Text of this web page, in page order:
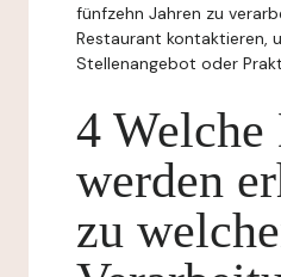
fünfzehn Jahren zu
Restaurant kontaktieren,
Stellenangebot oder
4 Welche
werden
zu